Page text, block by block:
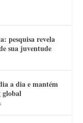
pesquisa revela
sua juventude
a dia e mantém
global